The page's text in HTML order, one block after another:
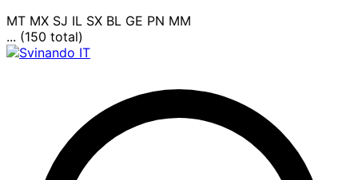
MT MX SJ IL SX BL GE PN MM
... (150 total)